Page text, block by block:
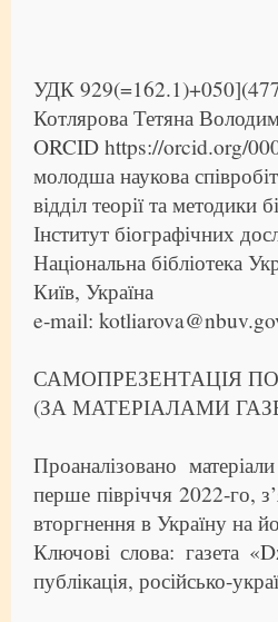
УДК
Котлярова Тетяна
ORCID https://orcid.org/
молодша наукова
відділ теорії та методики
Інститут біографічних
Національна бібліотека
Київ, Україна
e-mail:
САМОПРЕЗЕНТАЦІЯ
(ЗА МАТЕРІАЛАМИ
Проаналізовано
перше півріччя 2022-го,
вторгнення в Україну на
Ключові слова: газета
публікація, російсько-